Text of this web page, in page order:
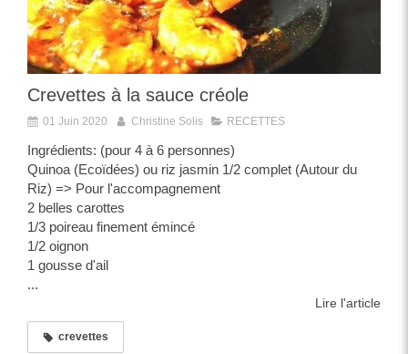
Crevettes à la sauce créole
01 Juin 2020 Christine Solis RECETTES
Ingrédients: (pour 4 à 6 personnes)
Quinoa (Ecoïdées) ou riz jasmin 1/2 complet (Autour du
Riz) => Pour l'accompagnement
2 belles carottes
1/3 poireau finement émincé
1/2 oignon
1 gousse d'ail
...
Lire l'article
crevettes